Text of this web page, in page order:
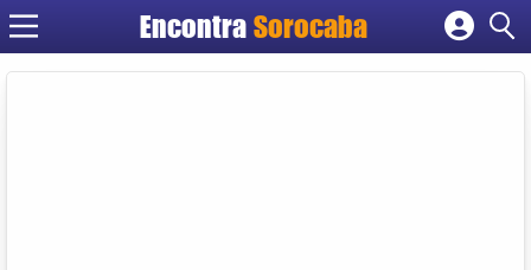
EncontraSorocaba
Cadastrar empresa